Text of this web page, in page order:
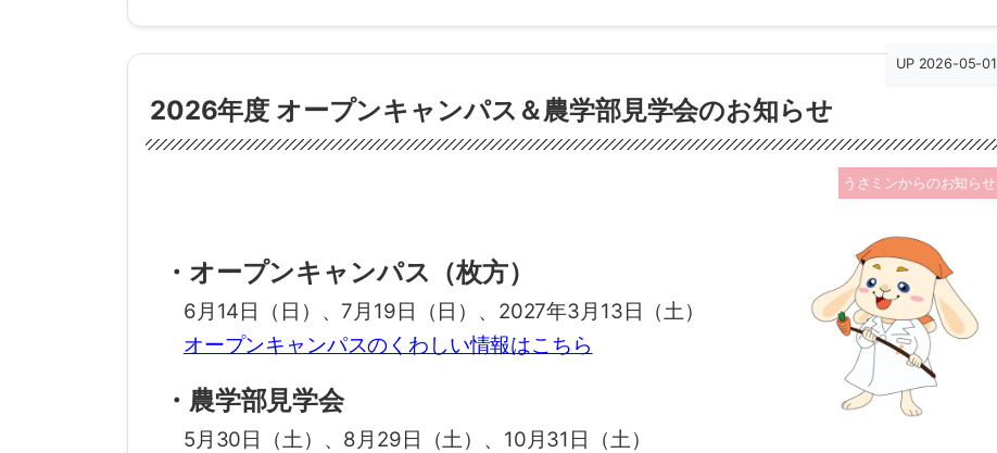
2026年度 オープンキャンパス＆農学部見学会のお知らせ
UP 2026-05-01
うさミンからのお知らせ
・オープンキャンパス（枚方）
6月14日（日）、7月19日（日）、2027年3月13日（土）
オープンキャンパスのくわしい情報はこちら
・農学部見学会
5月30日（土）、8月29日（土）、10月31日（土）